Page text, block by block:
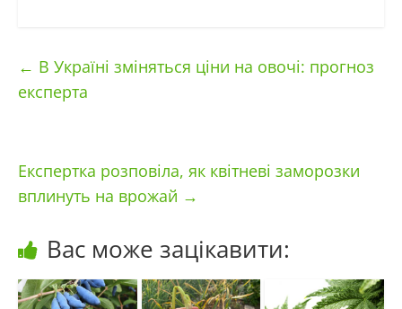
← В Україні зміняться ціни на овочі: прогноз
експерта
Експертка розповіла, як квітневі заморозки
вплинуть на врожай →
Вас може зацікавити: